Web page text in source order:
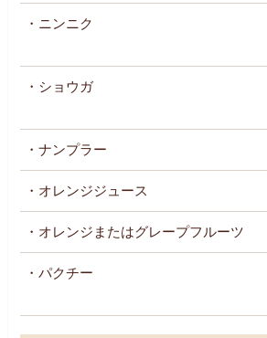
・ニンニク
・ショウガ
・ナンプラー
・オレンジジュース
・オレンジまたはグレープフルーツ
・パクチー